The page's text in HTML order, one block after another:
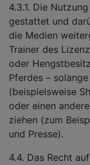
4.3.1. Die
gestattet und
die Medien
Trainer des
oder
Pferdes –
(beispielsweise
oder einen
ziehen (zum
und Presse).
4.4. Das Recht